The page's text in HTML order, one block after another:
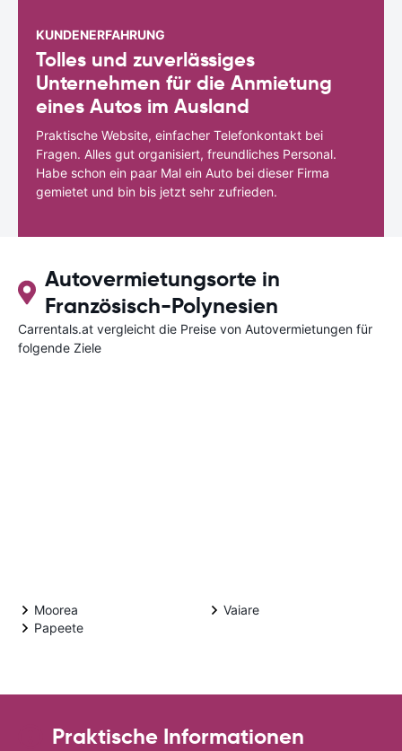
KUNDENERFAHRUNG
Tolles und zuverlässiges
Unternehmen für die Anmietung
eines Autos im Ausland
Praktische Website, einfacher Telefonkontakt bei
Fragen. Alles gut organisiert, freundliches Personal.
Habe schon ein paar Mal ein Auto bei dieser Firma
gemietet und bin bis jetzt sehr zufrieden.
Autovermietungsorte in
Französisch-Polynesien
Carrentals.at vergleicht die Preise von Autovermietungen für
folgende Ziele
Moorea
Papeete
Vaiare
Praktische Informationen